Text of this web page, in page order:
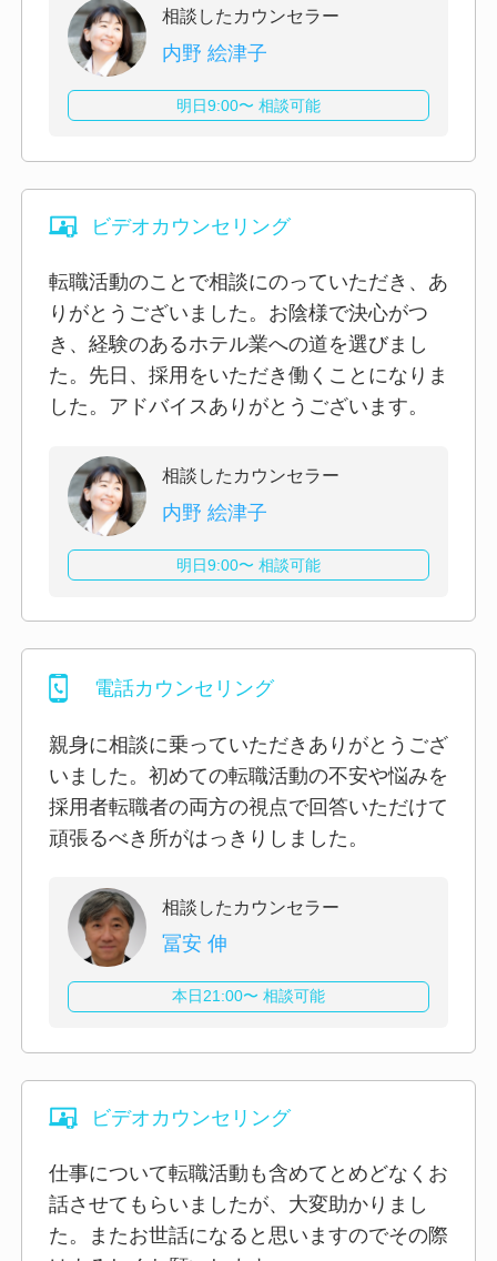
相談したカウンセラー
内野 絵津子
明日9:00〜 相談可能
ビデオカウンセリング
転職活動のことで相談にのっていただき、あ
りがとうございました。お陰様で決心がつ
き、経験のあるホテル業への道を選びまし
た。先日、採用をいただき働くことになりま
した。アドバイスありがとうございます。
相談したカウンセラー
内野 絵津子
明日9:00〜 相談可能
電話カウンセリング
親身に相談に乗っていただきありがとうござ
いました。初めての転職活動の不安や悩みを
採用者転職者の両方の視点で回答いただけて
頑張るべき所がはっきりしました。
相談したカウンセラー
冨安 伸
本日21:00〜 相談可能
ビデオカウンセリング
仕事について転職活動も含めてとめどなくお
話させてもらいましたが、大変助かりまし
た。またお世話になると思いますのでその際